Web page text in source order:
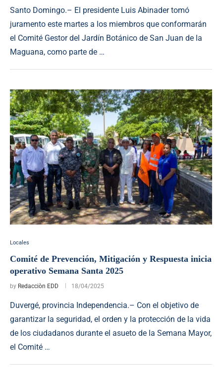
Santo Domingo.– El presidente Luis Abinader tomó
juramento este martes a los miembros que conformarán
el Comité Gestor del Jardín Botánico de San Juan de la
Maguana, como parte de …
Locales
Comité de Prevención, Mitigación y Respuesta inicia
operativo Semana Santa 2025
by Redacciòn EDD 18/04/2025
Duvergé, provincia Independencia.– Con el objetivo de
garantizar la seguridad, el orden y la protección de la vida
de los ciudadanos durante el asueto de la Semana Mayor,
el Comité …